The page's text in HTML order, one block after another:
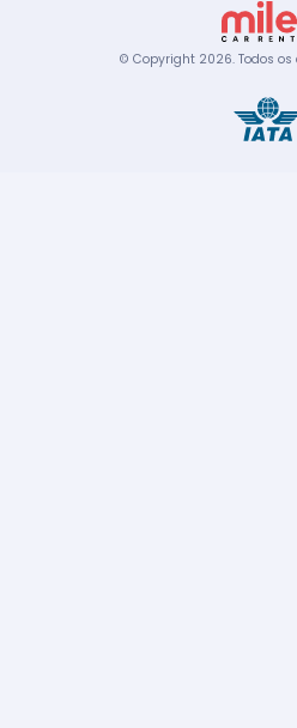
© Copyright 2026. Todos